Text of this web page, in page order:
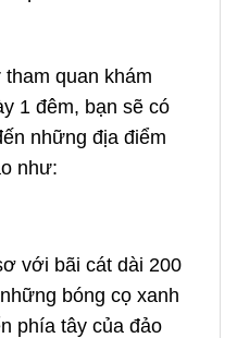
quan khám
1 đêm, bạn sẽ có
những địa điểm
như:
với bãi cát dài 200
bóng cọ xanh
phía tây của đảo